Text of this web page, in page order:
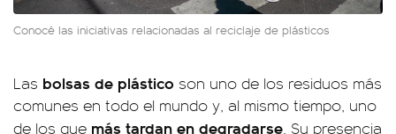
Conocé las iniciativas relacionadas al reciclaje de plásticos
Las bolsas de plástico son uno de los residuos más
comunes en todo el mundo y, al mismo tiempo, uno
de los que más tardan en degradarse. Su presencia